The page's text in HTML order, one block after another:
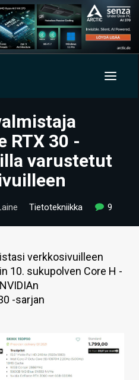
RTX 30 -
varustetut
Tietotekniikka 9
verkkosivuilleen
10. sukupolven Core H -
-sarjan